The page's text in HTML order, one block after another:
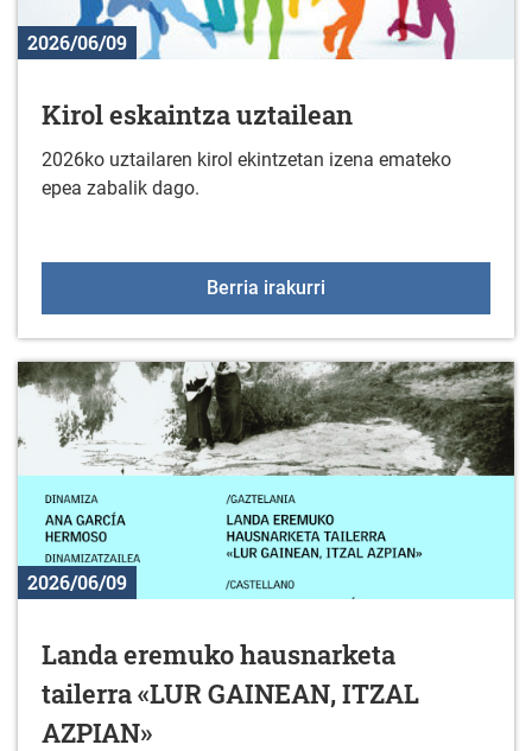
2026/06/09
Kirol eskaintza uztailean
2026ko uztailaren kirol ekintzetan izena emateko
epea zabalik dago.
Berria irakurri
2026/06/09
Landa eremuko hausnarketa
tailerra «LUR GAINEAN, ITZAL
AZPIAN»